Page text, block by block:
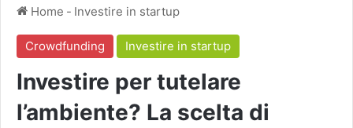
Home - Investire in startup
Crowdfunding Investire in startup
Investire per tutelare
l’ambiente? La scelta di